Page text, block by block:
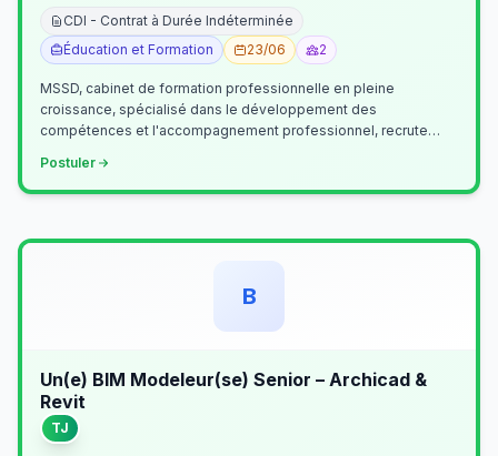
CDI - Contrat à Durée Indéterminée
Éducation et Formation
23/06 2
MSSD, cabinet de formation professionnelle en pleine
croissance, spécialisé dans le développement des
compétences et l'accompagnement professionnel, recrute
Postuler
B
Un(e) BIM Modeleur(se) Senior – Archicad &
Revit
TJ